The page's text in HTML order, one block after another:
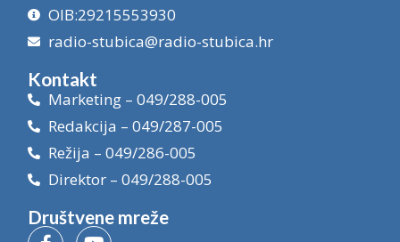
OIB:29215553930
radio-stubica@radio-stubica.hr
Kontakt
Marketing – 049/288-005
Redakcija – 049/287-005
Režija – 049/286-005
Direktor – 049/288-005
Društvene mreže